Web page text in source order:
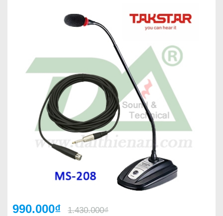
990.000₫ 1.430.000₫